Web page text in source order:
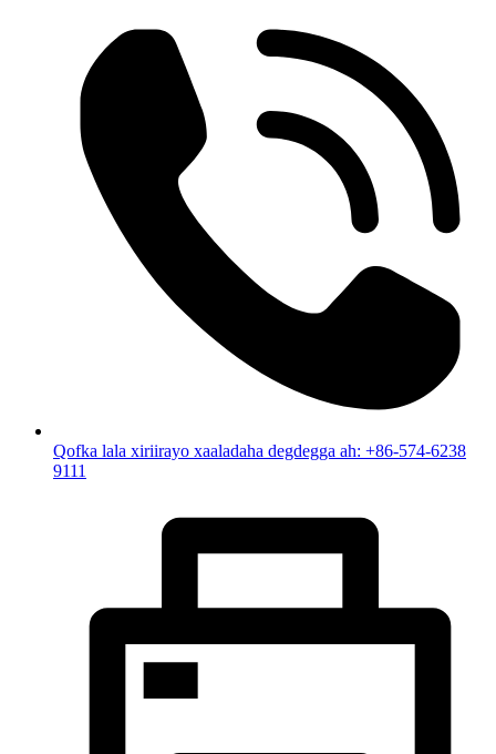
Qofka lala xiriirayo xaaladaha degdegga ah: +86-574-6238
9111